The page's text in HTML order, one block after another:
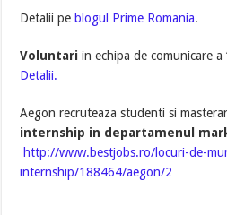
Detalii pe blogul Prime Romania.
Voluntari in echipa de comunicare a
Detalii.
Aegon recruteaza studenti si
internship in departamenul
http://www.bestjobs.ro/locuri-de-
internship/188464/aegon/2